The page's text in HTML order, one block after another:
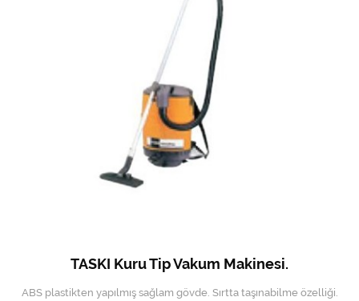
Mekanik Dış Alan Süpürücüler
Otel Ekipmanları
Tek-Çift Kovalı Temizlik Arabası
TASKI Kuru Tip Vakum Makinesi.
ABS plastikten yapılmış sağlam gövde. Sırtta taşınabilme özelliği.